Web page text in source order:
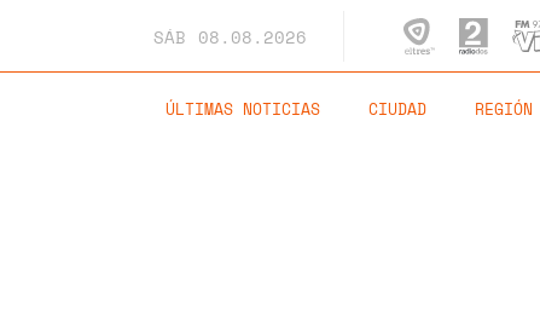
SÁB 08.08.2026
ÚLTIMAS NOTICIAS CIUDAD REGIÓN